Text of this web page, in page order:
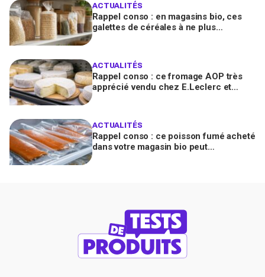
ACTUALITÉS
Rappel conso : en magasins bio, ces
galettes de céréales à ne plus
ACTUALITÉS
Rappel conso : ce fromage AOP très
apprécié vendu chez E.Leclerc et
ACTUALITÉS
Rappel conso : ce poisson fumé acheté
dans votre magasin bio peut